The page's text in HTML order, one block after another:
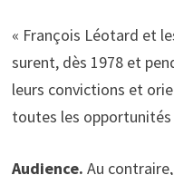
« François Léotard et
surent, dès 1978 et
leurs convictions et
toutes les opportunités
Audience. Au